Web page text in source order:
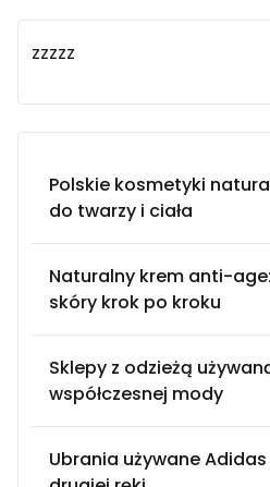
zzzzz
Polskie kosmetyki
do twarzy i ciała
Naturalny krem anti-
skóry krok po kroku
Sklepy z odzieżą
współczesnej mody
Ubrania używane